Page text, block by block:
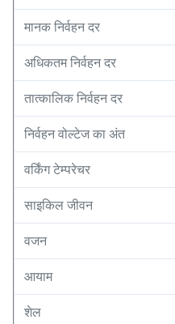
मानक निर्वहन दर
अधिकतम निर्वहन दर
तात्कालिक निर्वहन दर
निर्वहन वोल्टेज का अंत
वर्किंग टेम्परेचर
साइकिल जीवन
वजन
आयाम
शेल